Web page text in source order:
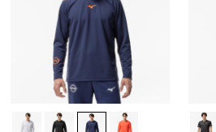
ソフトボール
柔道